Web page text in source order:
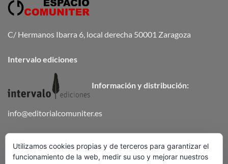
C/ Hermanos Ibarra 6, local derecha 50001 Zaragoza
Intervalo ediciones
Información y distribución:
info@editorialcomuniter.es
Utilizamos cookies propias y de terceros para garantizar el
funcionamiento de la web, medir su uso y mejorar nuestros